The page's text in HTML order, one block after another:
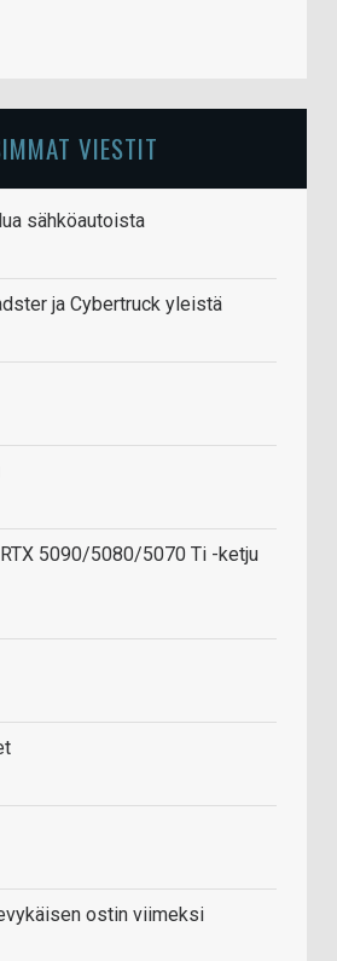
VIESTIT
sähköautoista
ja Cybertruck yleistä
5090/5080/5070 Ti -ketju
ostin viimeksi